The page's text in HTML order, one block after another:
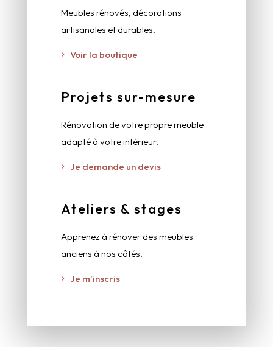
Meubles rénovés, décorations
artisanales et durables.
Voir la boutique
Projets sur-mesure
Rénovation de votre propre meuble
adapté à votre intérieur.
Je demande un devis
Ateliers & stages
Apprenez à rénover des meubles
anciens à nos côtés.
Je m'inscris